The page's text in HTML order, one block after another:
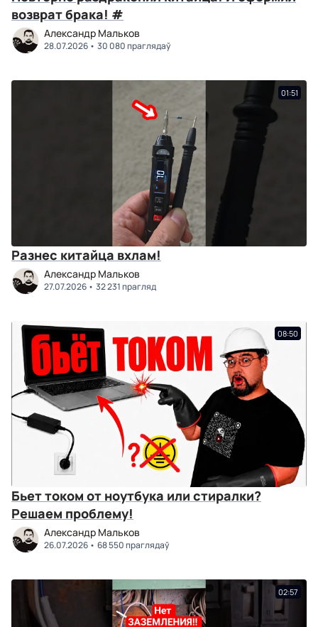
возврат брака! #
Александр Мальков
28.07.2026 30 080 праглядаў
01:51
Разнес китайца вхлам!
Александр Мальков
27.07.2026 32 231 прагляд
08:50
Бьет током от ноутбука или стиралки?
Решаем проблему!
Александр Мальков
26.07.2026 68 550 праглядаў
02:57